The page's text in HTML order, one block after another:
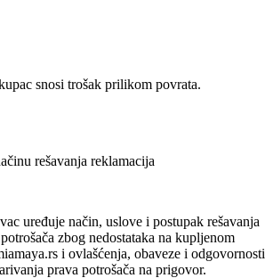
snosi trošak prilikom povrata.
rešavanja reklamacija
uređuje način, uslove i postupak rešavanja
zbog nedostataka na kupljenom
i ovlašćenja, obaveze i odgovornosti
prava potrošača na prigovor.